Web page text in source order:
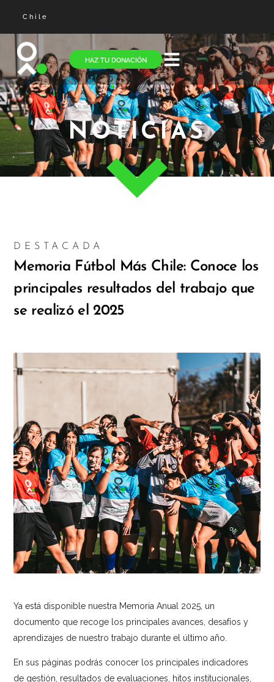
Chile
HAZ TU DONACIÓN
NOTICIAS
DESTACADA
Memoria Fútbol Más Chile: Conoce los
principales resultados del trabajo que
se realizó el 2025
Ya está disponible nuestra Memoria Anual 2025, un
documento que recoge los principales avances, desafíos y
aprendizajes de nuestro trabajo durante el último año.
En sus páginas podrás conocer los principales indicadores
de gestión, resultados de evaluaciones, hitos institucionales,